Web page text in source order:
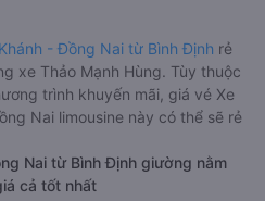
- Đồng Nai từ Bình Định rẻ
xe Thảo Mạnh Hùng. Tùy thuộc
trình khuyến mãi, giá vé Xe
Nai limousine này có thể sẽ rẻ
Nai từ Bình Định giường nằm
cả tốt nhất